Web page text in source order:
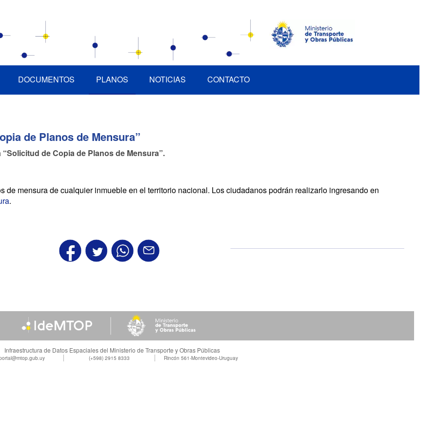
DOCUMENTOS PLANOS NOTICIAS CONTACTO
de Planos de Mensura”
de Copia de Planos de Mensura”.
de mensura de cualquier inmueble en el territorio nacional. Los ciudadanos podrán realizarlo ingresando en
.
Infraestructura de Datos Espaciales del Ministerio de Transporte y Obras Públicas
(+598) 2915 8333 Rincón 561-Montevideo-Uruguay